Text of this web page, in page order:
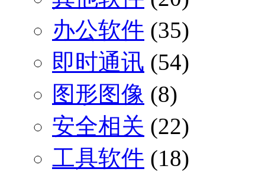
办公软件 (35)
即时通讯 (54)
图形图像 (8)
安全相关 (22)
工具软件 (18)